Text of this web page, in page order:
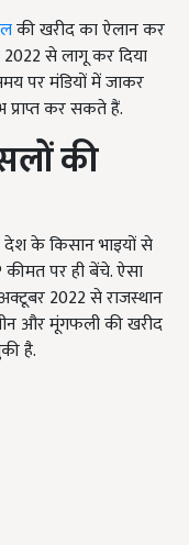
की खरीद का ऐलान कर
2022 से लागू कर दिया
पर मंडियों में जाकर
कर सकते हैं.
की
के किसान भाइयों से
पर ही बेंचे. ऐसा
2022 से राजस्थान
और मूंगफली की खरीद
है.